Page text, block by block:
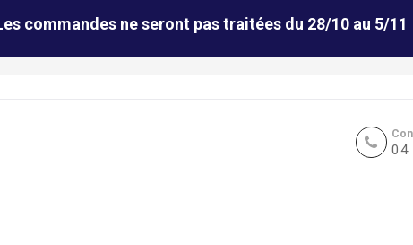
commandes ne seront pas traitées du 28/10 au 5/11
04